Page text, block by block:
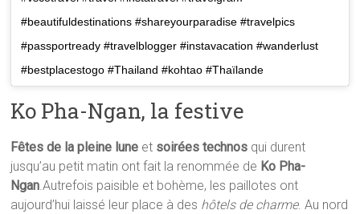
#beautifuldestinations #shareyourparadise #travelpics
#passportready #travelblogger #instavacation #wanderlust
#bestplacestogo #Thailand #kohtao #Thaïlande
Ko Pha-Ngan, la festive
Fêtes de la pleine lune et soirées technos qui durent
jusqu’au petit matin ont fait la renommée de Ko Pha-
Ngan.Autrefois paisible et bohème, les paillotes ont
aujourd’hui laissé leur place à des hôtels de charme. Au nord